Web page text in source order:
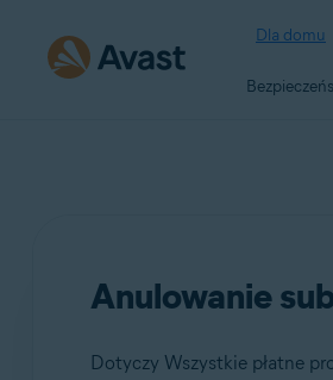
Dla domu
Anulowanie
Dotyczy Wszystkie płatne